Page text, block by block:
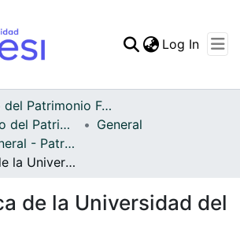
Statistics
Log In
Archivo del Patrimonio Fotográfico y Fílmico del Valle del Cauca
Fondo Archivo del Patrimonio Fotográfico y Fílmico del Valle del Cauca
General
APFFVC - General - Patrimonial
Panorámica de la Universidad del Valle
de la Universidad del